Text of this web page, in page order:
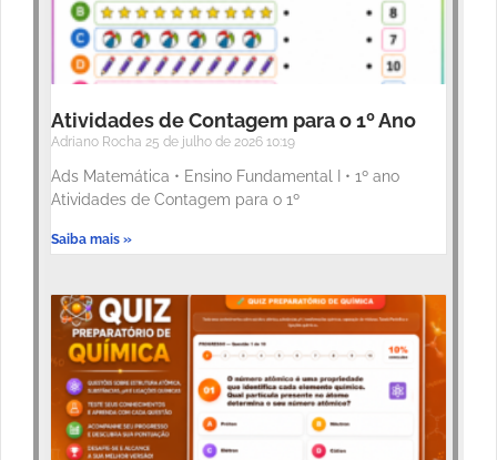
Atividades de Contagem para o 1º Ano
Adriano Rocha 25 de julho de 2026 10:19
Ads Matemática • Ensino Fundamental I • 1º ano
Atividades de Contagem para o 1º
Saiba mais »